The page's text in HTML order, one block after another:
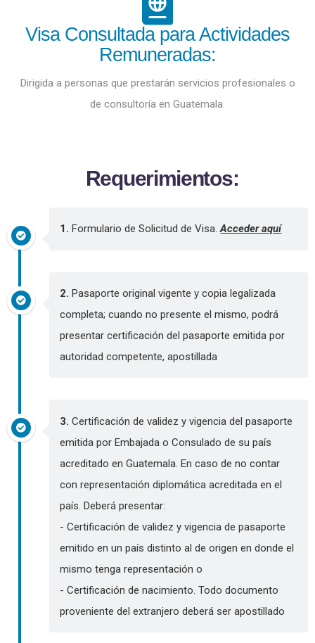
Visa Consultada para Actividades
Remuneradas:
Dirigida a personas que prestarán servicios profesionales o
de consultoría en Guatemala.
Requerimientos:
1. Formulario de Solicitud de Visa.Acceder aquí
2. Pasaporte original vigente y copia legalizada
completa; cuando no presente el mismo, podrá
presentar certificación del pasaporte emitida por
autoridad competente, apostillada
3. Certificación de validez y vigencia del pasaporte
emitida por Embajada o Consulado de su país
acreditado en Guatemala. En caso de no contar
con representación diplomática acreditada en el
país. Deberá presentar:
- Certificación de validez y vigencia de pasaporte
emitido en un país distinto al de origen en donde el
mismo tenga representación o
- Certificación de nacimiento. Todo documento
proveniente del extranjero deberá ser apostillado